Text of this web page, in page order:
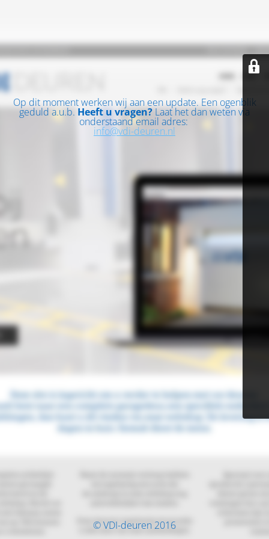
Op dit moment werken wij aan een update. Een ogenblik
geduld a.u.b. Heeft u vragen? Laat het dan weten via
onderstaand email adres:
info@vdi-deuren.nl
© VDI-deuren 2016